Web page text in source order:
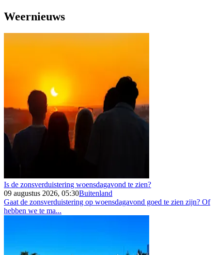
Weernieuws
Is de zonsverduistering woensdagavond te zien?
09 augustus 2026, 05:30Buitenland
Gaat de zonsverduistering op woensdagavond goed te zien zijn? Of
hebben we te ma...